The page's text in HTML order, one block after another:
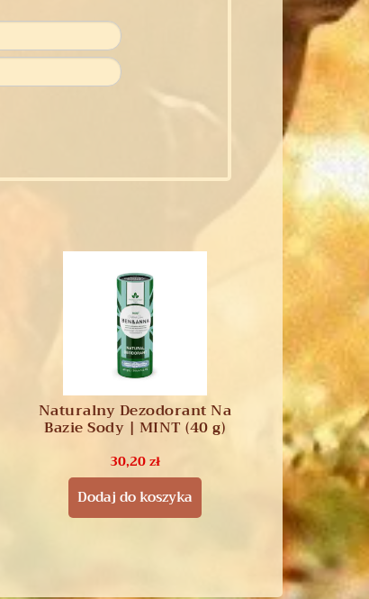
Naturalny Dezodorant Na
Bazie Sody | MINT (40 g)
30,20zł
Dodaj do koszyka